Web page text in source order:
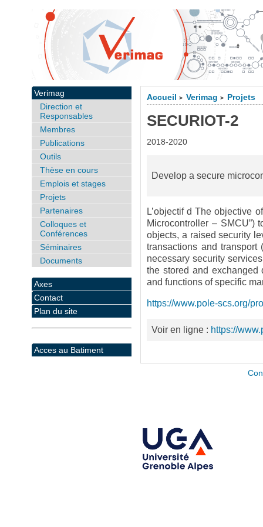
Accueil > Verimag > Projets
SECURIOT-2
2018-2020
Develop a secure
L’objectif d The objective
Microcontroller – SMCU”)
objects, a raised security
transactions and transport
necessary security
the stored and exchanged
and functions of specific
https://www.pole-scs.org/
Voir en ligne : https://
Verimag
Direction et
Responsables
Membres
Publications
Outils
Thèse en cours
Emplois et stages
Projets
Partenaires
Colloques et
Conférences
Séminaires
Documents
Axes
Contact
Plan du site
Acces au Batiment